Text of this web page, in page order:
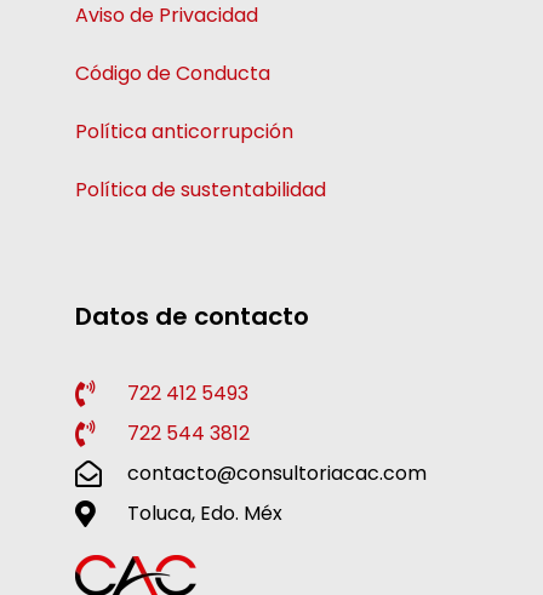
Aviso de Privacidad
Código de Conducta
Política anticorrupción
Política de sustentabilidad
Datos de contacto
722 412 5493
722 544 3812
contacto@consultoriacac.com
Toluca, Edo. Méx